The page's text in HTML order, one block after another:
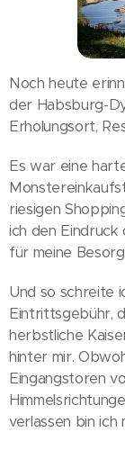
Noch heute
der Habsburg-
Erholungsort,
Es war eine
riesigen
ich den
für meine
Und so schreite
Eintrittsgebühr,
herbstliche
hinter mir.
Eingangstoren
verlassen bin ich